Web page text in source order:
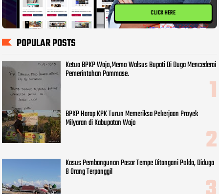
CLICK HERE
POPULAR POSTS
Ketua BPKP Wajo,Memo Walsus Bupati Di Duga Mencederai
Pemerintahan Pammase.
BPKP Harap KPK Turun Memeriksa Pekerjaan Proyek
Milyaran di Kabupatan Wajo
Kasus Pembangunan Pasar Tempe Ditangani Polda, Diduga
8 Orang Terpanggil